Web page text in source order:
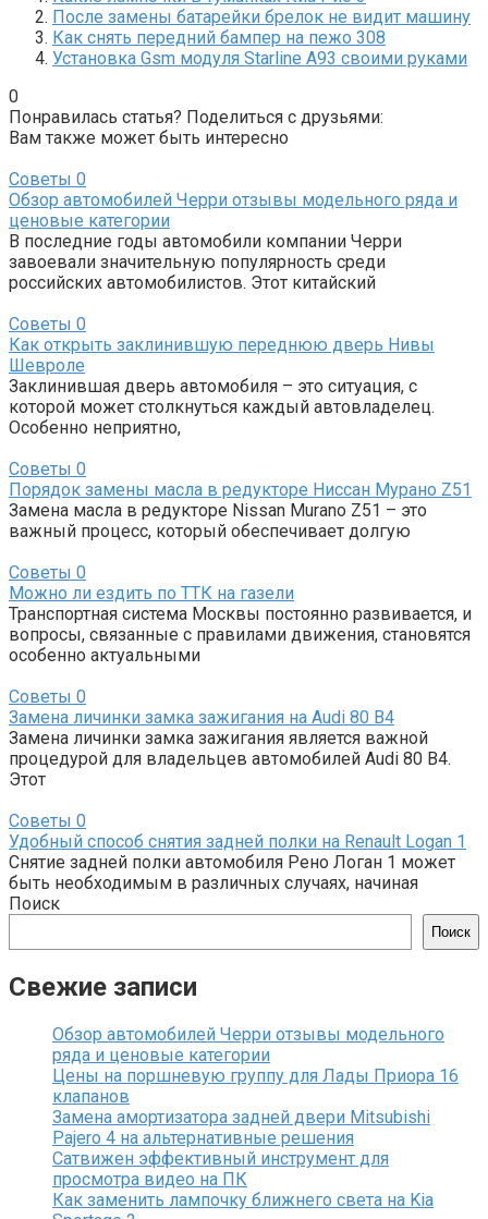
После замены батарейки брелок не видит машину
Как снять передний бампер на пежо 308
Установка Gsm модуля Starline A93 своими руками
0
Понравилась статья? Поделиться с друзьями:
Вам также может быть интересно
Советы 0
Обзор автомобилей Черри отзывы модельного ряда и
ценовые категории
В последние годы автомобили компании Черри
завоевали значительную популярность среди
российских автомобилистов. Этот китайский
Советы 0
Как открыть заклинившую переднюю дверь Нивы
Шевроле
Заклинившая дверь автомобиля – это ситуация, с
которой может столкнуться каждый автовладелец.
Особенно неприятно,
Советы 0
Порядок замены масла в редукторе Ниссан Мурано Z51
Замена масла в редукторе Nissan Murano Z51 – это
важный процесс, который обеспечивает долгую
Советы 0
Можно ли ездить по ТТК на газели
Транспортная система Москвы постоянно развивается, и
вопросы, связанные с правилами движения, становятся
особенно актуальными
Советы 0
Замена личинки замка зажигания на Audi 80 B4
Замена личинки замка зажигания является важной
процедурой для владельцев автомобилей Audi 80 B4.
Этот
Советы 0
Удобный способ снятия задней полки на Renault Logan 1
Снятие задней полки автомобиля Рено Логан 1 может
быть необходимым в различных случаях, начиная
Поиск
Поиск
Свежие записи
Обзор автомобилей Черри отзывы модельного
ряда и ценовые категории
Цены на поршневую группу для Лады Приора 16
клапанов
Замена амортизатора задней двери Mitsubishi
Pajero 4 на альтернативные решения
Сатвижен эффективный инструмент для
просмотра видео на ПК
Как заменить лампочку ближнего света на Kia